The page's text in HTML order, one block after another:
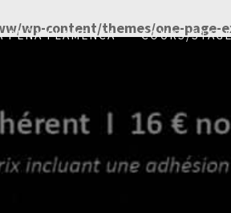
PEÑA FLAMENCA COURS/
wp-content/themes/one-page-